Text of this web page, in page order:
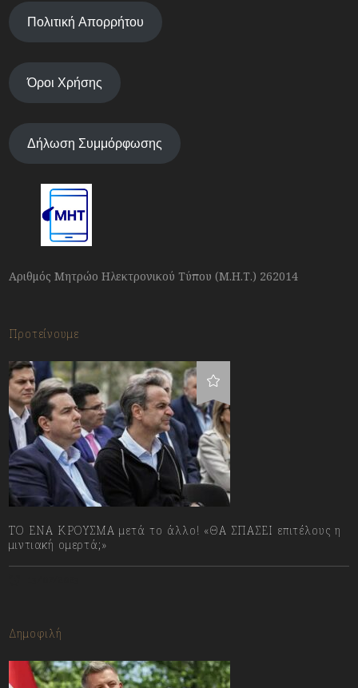
Πολιτική Απορρήτου
Όροι Χρήσης
Δήλωση Συμμόρφωσης
Αριθμός Μητρώο Ηλεκτρονικού Τύπου (Μ.Η.Τ.) 262014
Προτείνουμε
ΤΟ ΕΝΑ ΚΡΟΥΣΜΑ μετά το άλλο! «ΘΑ ΣΠΑΣΕΙ επιτέλους η
μιντιακή ομερτά;»
Δημοφιλή